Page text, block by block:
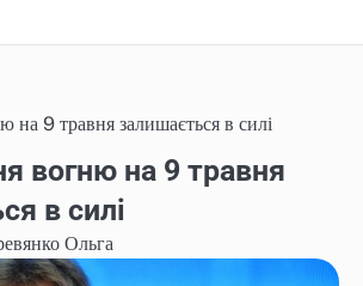
9 травня залишається в силі
вогню на 9 травня
в силі
Ольга